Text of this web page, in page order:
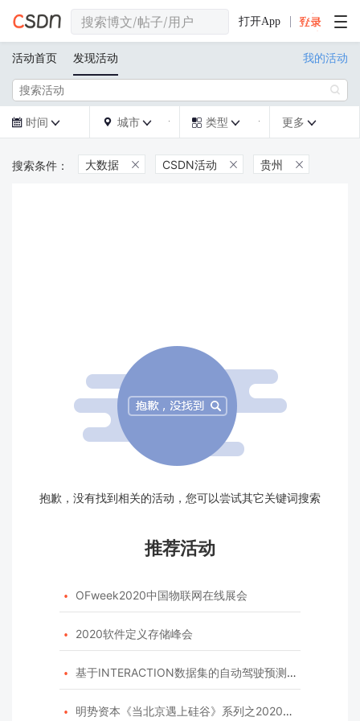
打开App
活动首页 发现活动 我的活动

 时间   城市   类型  更多 
大数据  CSDN活动  贵州 
抱歉，没有找到相关的活动，您可以尝试其它关键词搜索
推荐活动
 OFweek2020中国物联网在线展会
 2020软件定义存储峰会
 基于INTERACTION数据集的自动驾驶预测模型挑战赛
 明势资本《当北京遇上硅谷》系列之2020年度开源峰会